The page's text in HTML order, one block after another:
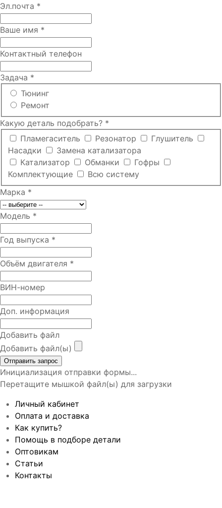
Эл.почта *
Ваше имя *
Контактный телефон
Задача *
Тюнинг
Ремонт
Какую деталь подобрать? *
Пламегаситель
Резонатор
Глушитель
Насадки
Замена катализатора
Катализатор
Обманки
Гофры
Комплектующие
Всю систему
Марка *
Модель *
Год выпуска *
Объём двигателя *
ВИН-номер
Доп. информация
Добавить файл
Добавить файл(ы)
Отправить запрос
Инициализация отправки формы...
Перетащите мышкой файл(ы) для загрузки
Личный кабинет
Оплата и доставка
Как купить?
Помощь в подборе детали
Оптовикам
Статьи
Контакты